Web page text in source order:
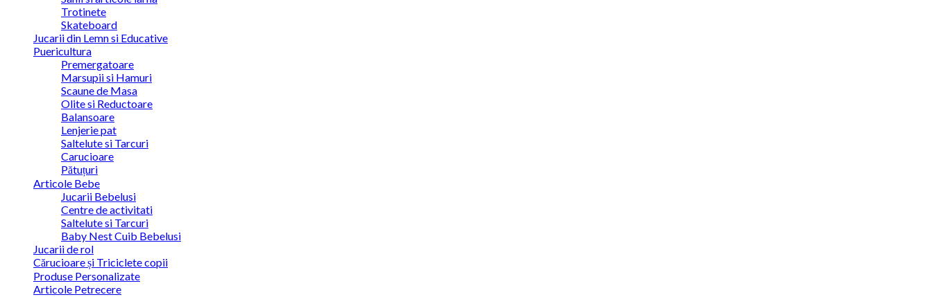
Trotinete
Skateboard
Jucarii din Lemn si Educative
Puericultura
Premergatoare
Marsupii si Hamuri
Scaune de Masa
Olite si Reductoare
Balansoare
Lenjerie pat
Saltelute si Tarcuri
Carucioare
Pătuțuri
Articole Bebe
Jucarii Bebelusi
Centre de activitati
Saltelute si Tarcuri
Baby Nest Cuib Bebelusi
Jucarii de rol
Cărucioare și Triciclete copii
Produse Personalizate
Articole Petrecere